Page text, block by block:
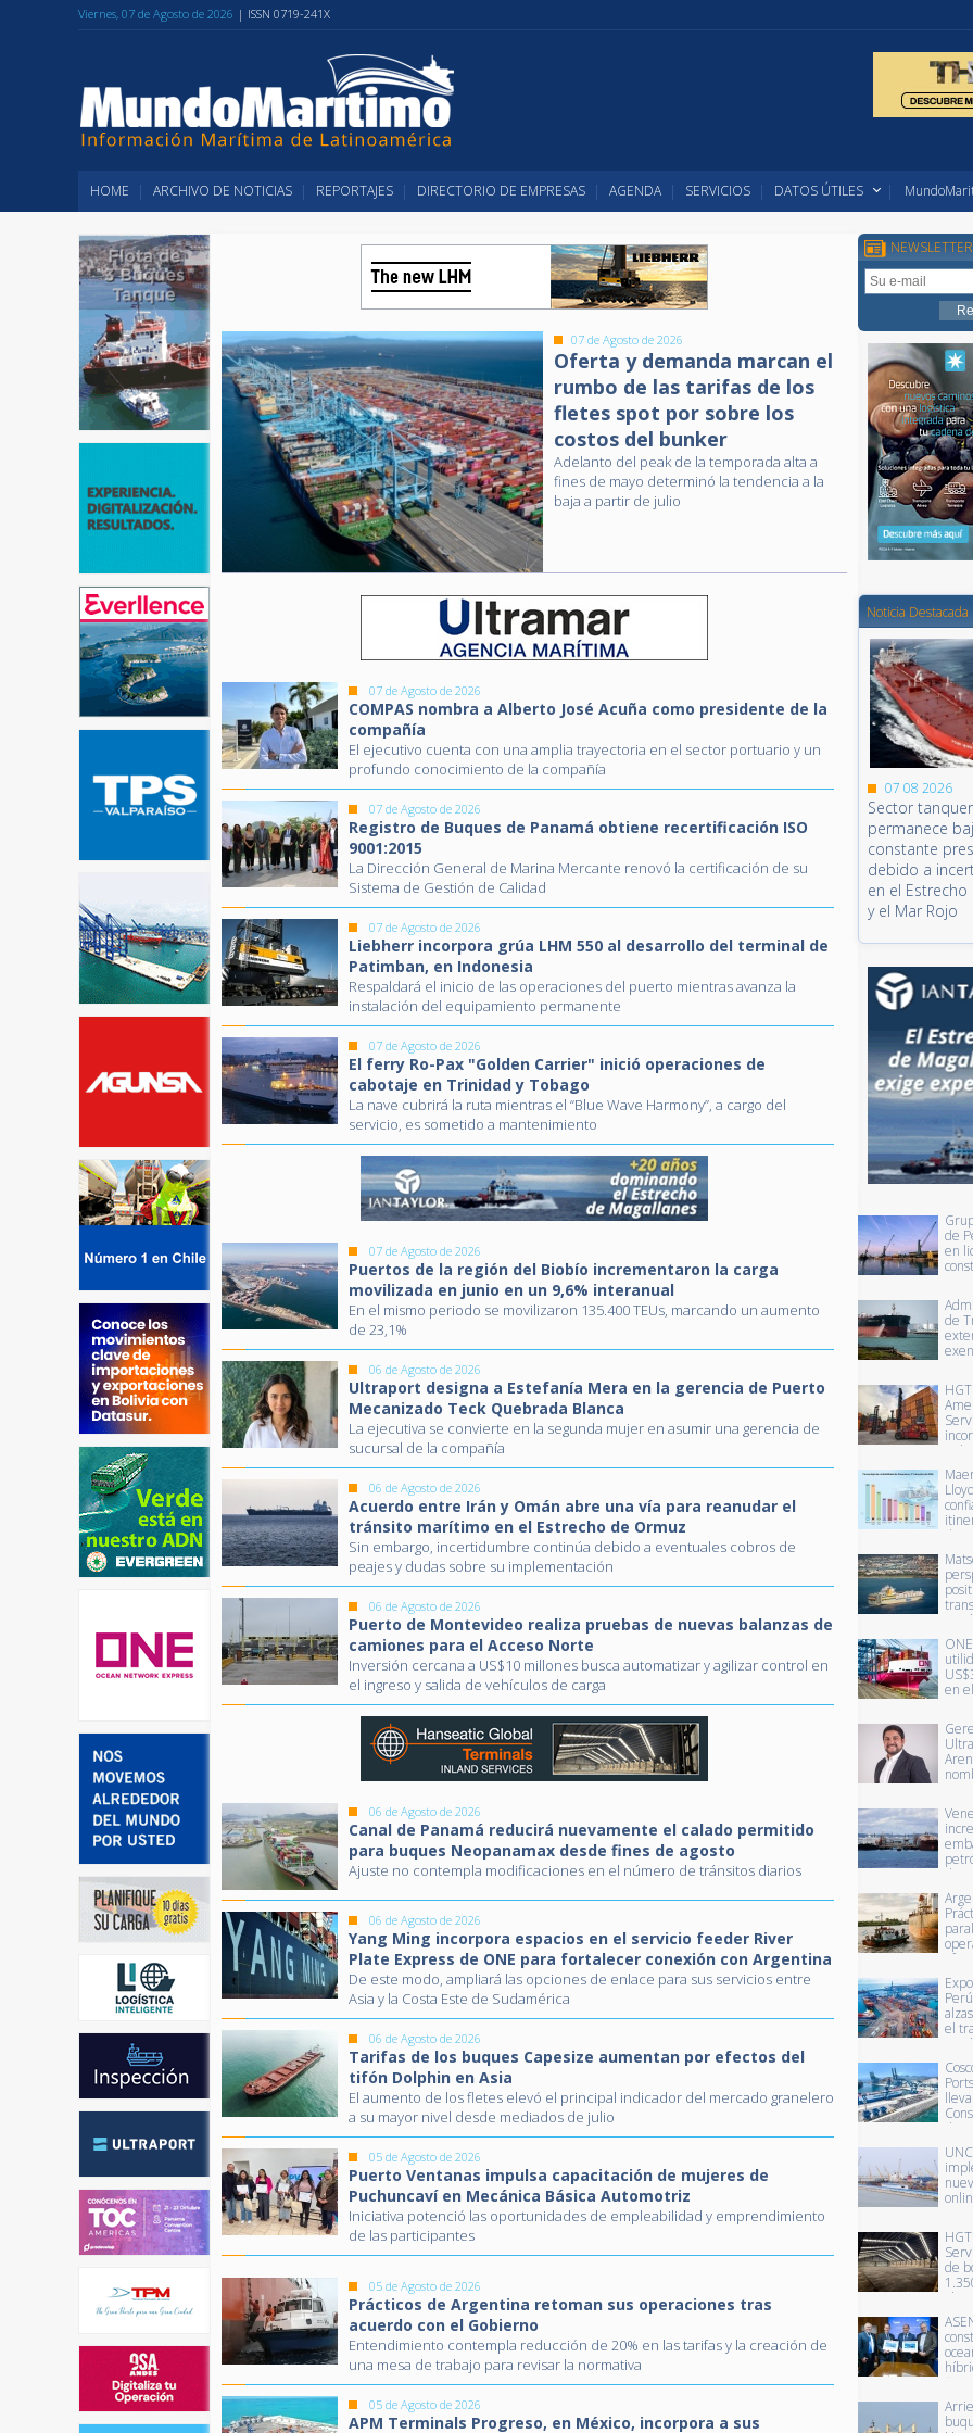
Viernes, 07 de Agosto de 2026 | ISSN 0719-241X
HOME ARCHIVO DE NOTICIAS REPORTAJES DIRECTORIO DE EMPRESAS AGENDA SERVICIOS DATOS ÚTILES
07 de Agosto de 2026
Oferta y demanda marcan el
rumbo de las tarifas de los
fletes spot por sobre los
costos del bunker
Adelanto del peak de la temporada alta a
fines de mayo determinó la tendencia a la
baja a partir de julio
07 de Agosto de 2026
COMPAS nombra a Alberto José Acuña como presidente de la
compañía
El ejecutivo cuenta con una amplia trayectoria en el sector portuario y un
profundo conocimiento de la compañía
07 de Agosto de 2026
Registro de Buques de Panamá obtiene recertificación ISO
9001:2015
La Dirección General de Marina Mercante renovó la certificación de su
Sistema de Gestión de Calidad
07 de Agosto de 2026
Liebherr incorpora grúa LHM 550 al desarrollo del terminal de
Patimban, en Indonesia
Respaldará el inicio de las operaciones del puerto mientras avanza la
instalación del equipamiento permanente
07 de Agosto de 2026
El ferry Ro-Pax "Golden Carrier" inició operaciones de
cabotaje en Trinidad y Tobago
La nave cubrirá la ruta mientras el “Blue Wave Harmony”, a cargo del
servicio, es sometido a mantenimiento
07 de Agosto de 2026
Puertos de la región del Biobío incrementaron la carga
movilizada en junio en un 9,6% interanual
En el mismo periodo se movilizaron 135.400 TEUs, marcando un aumento
de 23,1%
06 de Agosto de 2026
Ultraport designa a Estefanía Mera en la gerencia de Puerto
Mecanizado Teck Quebrada Blanca
La ejecutiva se convierte en la segunda mujer en asumir una gerencia de
sucursal de la compañía
06 de Agosto de 2026
Acuerdo entre Irán y Omán abre una vía para reanudar el
tránsito marítimo en el Estrecho de Ormuz
Sin embargo, incertidumbre continúa debido a eventuales cobros de
peajes y dudas sobre su implementación
06 de Agosto de 2026
Puerto de Montevideo realiza pruebas de nuevas balanzas de
camiones para el Acceso Norte
Inversión cercana a US$10 millones busca automatizar y agilizar control en
el ingreso y salida de vehículos de carga
06 de Agosto de 2026
Canal de Panamá reducirá nuevamente el calado permitido
para buques Neopanamax desde fines de agosto
Ajuste no contempla modificaciones en el número de tránsitos diarios
06 de Agosto de 2026
Yang Ming incorpora espacios en el servicio feeder River
Plate Express de ONE para fortalecer conexión con Argentina
De este modo, ampliará las opciones de enlace para sus servicios entre
Asia y la Costa Este de Sudamérica
06 de Agosto de 2026
Tarifas de los buques Capesize aumentan por efectos del
tifón Dolphin en Asia
El aumento de los fletes elevó el principal indicador del mercado granelero
a su mayor nivel desde mediados de julio
05 de Agosto de 2026
Puerto Ventanas impulsa capacitación de mujeres de
Puchuncaví en Mecánica Básica Automotriz
Iniciativa potenció las oportunidades de empleabilidad y emprendimiento
de las participantes
05 de Agosto de 2026
Prácticos de Argentina retoman sus operaciones tras
acuerdo con el Gobierno
Entendimiento contempla reducción de 20% en las tarifas y la creación de
una mesa de trabajo para revisar la normativa
05 de Agosto de 2026
APM Terminals Progreso, en México, incorpora a sus
NEWSLETTER
Noticia Destacada
07 08 2026
Sector
permanece
constante
debido a
en el
y el Mar Rojo
de
en
el
de
Ley
Chile
en
el
nivel
de
el
de
al
de